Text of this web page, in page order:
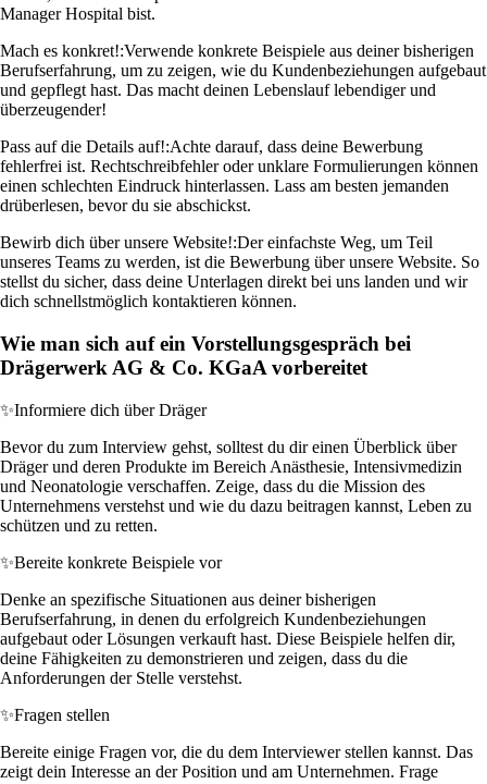
Manager Hospital bist.
Mach es konkret!:Verwende konkrete Beispiele aus deiner bisherigen
Berufserfahrung, um zu zeigen, wie du Kundenbeziehungen aufgebaut
und gepflegt hast. Das macht deinen Lebenslauf lebendiger und
überzeugender!
Pass auf die Details auf!:Achte darauf, dass deine Bewerbung
fehlerfrei ist. Rechtschreibfehler oder unklare Formulierungen können
einen schlechten Eindruck hinterlassen. Lass am besten jemanden
drüberlesen, bevor du sie abschickst.
Bewirb dich über unsere Website!:Der einfachste Weg, um Teil
unseres Teams zu werden, ist die Bewerbung über unsere Website. So
stellst du sicher, dass deine Unterlagen direkt bei uns landen und wir
dich schnellstmöglich kontaktieren können.
Wie man sich auf ein Vorstellungsgespräch bei
Drägerwerk AG & Co. KGaA vorbereitet
✨Informiere dich über Dräger
Bevor du zum Interview gehst, solltest du dir einen Überblick über
Dräger und deren Produkte im Bereich Anästhesie, Intensivmedizin
und Neonatologie verschaffen. Zeige, dass du die Mission des
Unternehmens verstehst und wie du dazu beitragen kannst, Leben zu
schützen und zu retten.
✨Bereite konkrete Beispiele vor
Denke an spezifische Situationen aus deiner bisherigen
Berufserfahrung, in denen du erfolgreich Kundenbeziehungen
aufgebaut oder Lösungen verkauft hast. Diese Beispiele helfen dir,
deine Fähigkeiten zu demonstrieren und zeigen, dass du die
Anforderungen der Stelle verstehst.
✨Fragen stellen
Bereite einige Fragen vor, die du dem Interviewer stellen kannst. Das
zeigt dein Interesse an der Position und am Unternehmen. Frage